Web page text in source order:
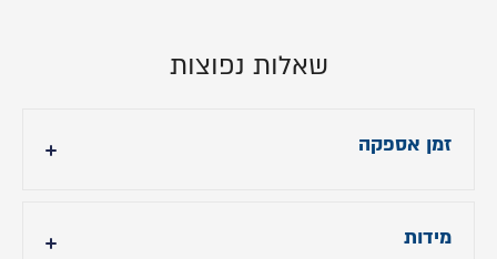
שאלות נפוצות
זמן אספקה
מידות